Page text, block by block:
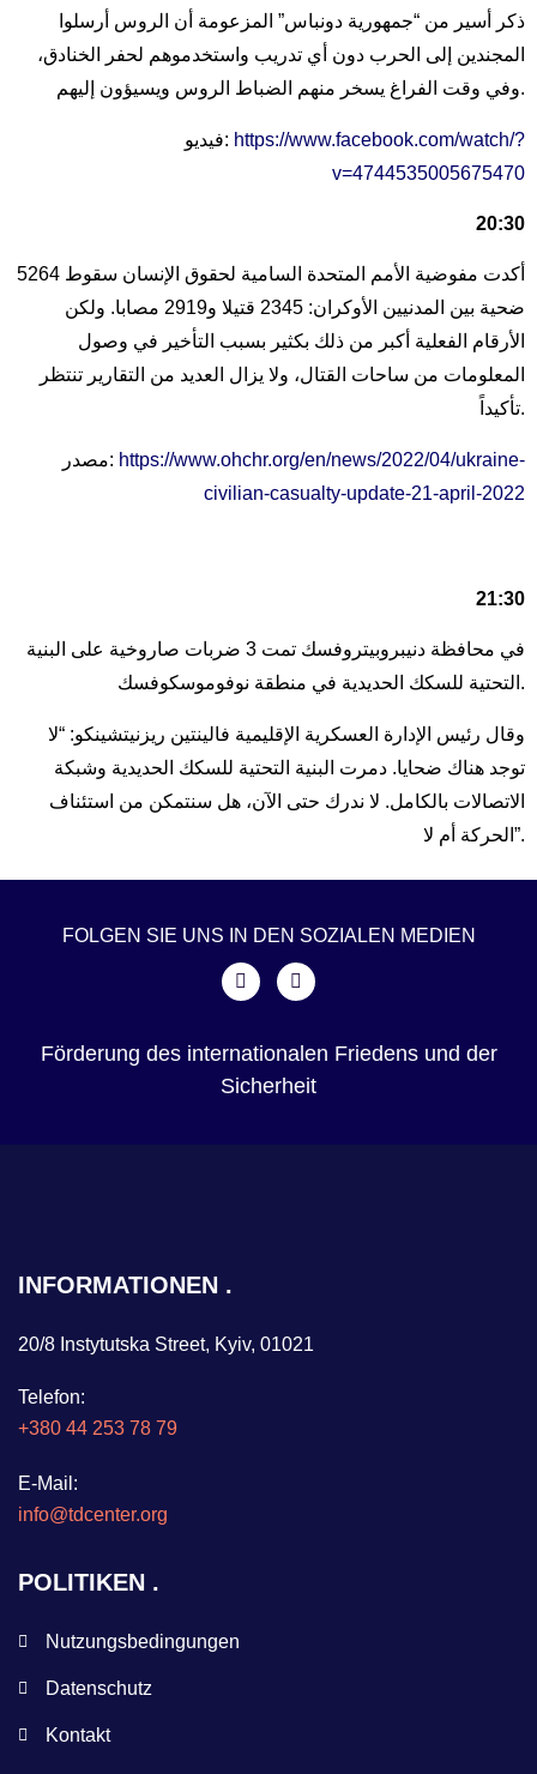
ذكر أسير من “جمهورية دونباس” المزعومة أن الروس أرسلوا
المجندين إلى الحرب دون أي تدريب واستخدموهم لحفر الخنادق،
وفي وقت الفراغ يسخر منهم الضباط الروس ويسيؤون إليهم.
فيديو: https://www.facebook.com/watch/?
v=4744535005675470
20:30
أكدت مفوضية الأمم المتحدة السامية لحقوق الإنسان سقوط 5264
ضحية بين المدنيين الأوكران: 2345 قتيلا و2919 مصابا. ولكن
الأرقام الفعلية أكبر من ذلك بكثير بسبب التأخير في وصول
المعلومات من ساحات القتال، ولا يزال العديد من التقارير تنتظر
تأكيداً.
مصدر: https://www.ohchr.org/en/news/2022/04/ukraine-
civilian-casualty-update-21-april-2022
21:30
في محافظة دنيبروبيتروفسك تمت 3 ضربات صاروخية على البنية
التحتية للسكك الحديدية في منطقة نوفوموسكوفسك.
وقال رئيس الإدارة العسكرية الإقليمية فالينتين ريزنيتشينكو: “لا
توجد هناك ضحايا. دمرت البنية التحتية للسكك الحديدية وشبكة
الاتصالات بالكامل. لا ندرك حتى الآن، هل سنتمكن من استئناف
الحركة أم لا”.
FOLGEN SIE UNS IN DEN SOZIALEN MEDIEN
Förderung des internationalen Friedens und der
Sicherheit
INFORMATIONEN
20/8 Instytutska Street, Kyiv, 01021
Telefon:
+380 44 253 78 79
E-Mail:
info@tdcenter.org
POLITIKEN
Nutzungsbedingungen
Datenschutz
Kontakt